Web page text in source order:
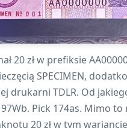
20 zł w prefiksie
SPECIMEN,
drukarni TDLR. Od
Pick 174as. Mimo
20 zł w tym